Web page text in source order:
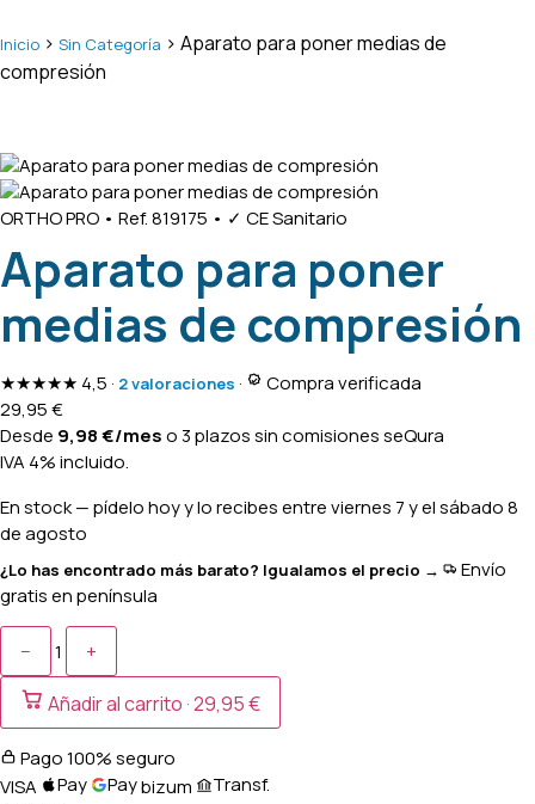
Inicio > Sin Categoría > Aparato para poner medias de
compresión
ORTHO PRO • Ref. 819175 • ✓ CE Sanitario
Aparato para poner
medias de compresión
★★★★★ 4,5 · 2 valoraciones ·
Compra verificada
29,95€
Desde 9,98€/meso 3 plazos sin comisionesseQura
IVA 4% incluido.
En stock— pídelo hoy y lo recibes entreviernes 7 y el sábado 8
de agosto
¿Lo has encontrado más barato? Igualamos el precio →
Envío
gratis en península
− 1
+
Añadir al carrito ·29,95 €
Pago 100% seguro
VISA
Pay Paybizum
Transf.